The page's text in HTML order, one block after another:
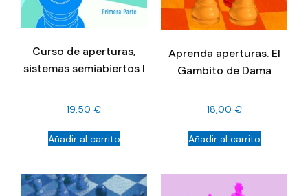
Curso de aperturas,
sistemas semiabiertos I
19,50 €
Añadir al carrito
Aprenda aperturas. El
Gambito de Dama
18,00 €
Añadir al carrito